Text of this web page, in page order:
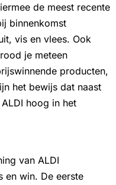
de meest recente
binnenkomst
vis en vlees. Ook
je meteen
producten,
het bewijs dat naast
hoog in het
van ALDI
en win. De eerste